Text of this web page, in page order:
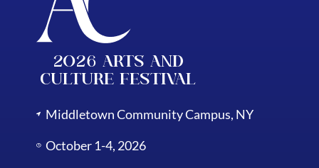
2026 Arts and
Culture Festival
Middletown Community Campus, NY
October 1-4, 2026